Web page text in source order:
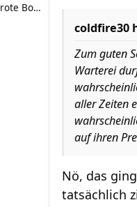
rote Bohne
coldfire30
Zum guten
Warterei
aller Zeiten
auf ihren
Nö, das
tatsächlich